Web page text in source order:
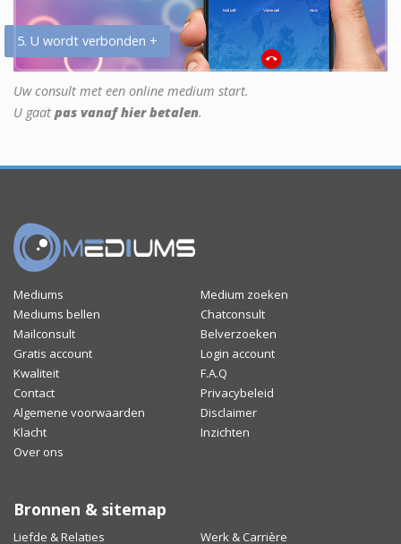
5. U wordt verbonden +
Uw consult met een online medium start.
U gaat pas vanaf hier betalen.
Mediums
Medium zoeken
Mediums bellen
Chatconsult
Mailconsult
Belverzoeken
Gratis account
Login account
Kwaliteit
F.A.Q
Contact
Privacybeleid
Algemene voorwaarden
Disclaimer
Klacht
Inzichten
Over ons
Bronnen & sitemap
Liefde & Relaties Werk & Carrière